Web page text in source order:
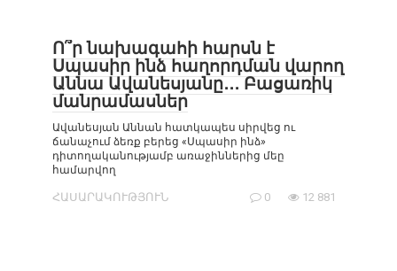
Ո՞ր նախագահի հարսն է
Սպասիր ինձ հաղորդման վարող
Աննա Ավանեսյանը․․․ Բացառիկ
մանրամասներ
Ավանեսյան Աննան հատկապես սիրվեց ու
ճանաչում ձեռք բերեց «Սպասիր ինձ»
դիտողականությամբ առաջիններից մեը
համարվող
ՀԱՍԱՐԱԿՈՒԹՅՈՒՆ 0 12 881